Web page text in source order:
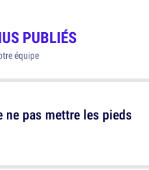
PUBLIÉS
équipe
pas mettre les pieds